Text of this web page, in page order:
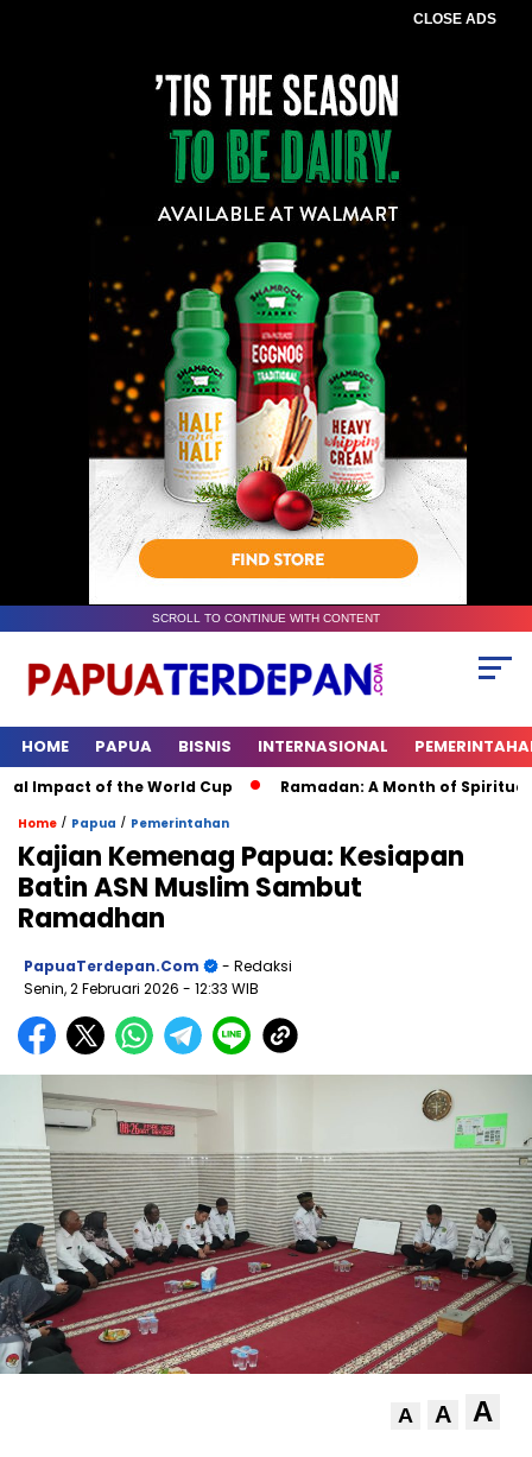
CLOSE ADS
SCROLL TO CONTINUE WITH CONTENT
HOME PAPUA BISNIS INTERNASIONAL
of the World Cup Ramadan: A Month of Spiritual
Home / Papua / Pemerintahan
Kajian Kemenag Papua: Kesiapan
Batin ASN Muslim Sambut
Ramadhan
PapuaTerdepan.com
- Redaksi
Senin, 2 Februari 2026 - 12:33 WIB
A A A